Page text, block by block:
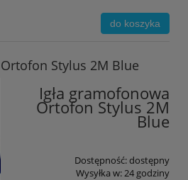
do koszyka
Stylus 2M Blue
Igła gramofonowa
Ortofon Stylus 2M
Blue
Dostępność:dostępny
Wysyłka w:24 godziny